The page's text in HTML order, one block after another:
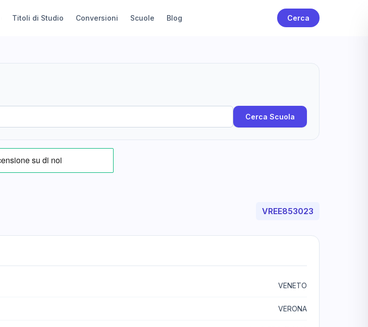
Titoli di Studio Conversioni Scuole Blog Cerca
Cerca Scuola
VREE853023
VENETO
VERONA